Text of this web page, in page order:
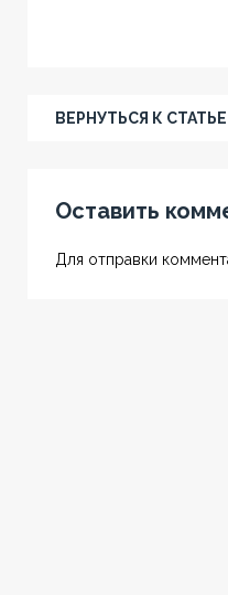
ВЕРНУТЬСЯ К СТАТЬЕ
Оставить
Для отправки